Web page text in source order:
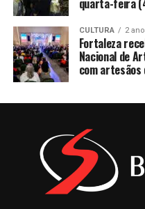
quarta-feira
CULTURA 2
Fortaleza
Nacional de
com